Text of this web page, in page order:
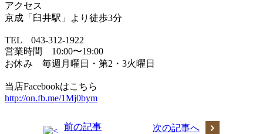
アクセス
京成「臼井駅」より徒歩3分
TEL 043-312-1922
営業時間 10:00〜19:00
お休み 毎週月曜日・第2・3火曜日
当店Facebookはこちら
http://on.fb.me/1Mj0bym
前の記事 次の記事へ